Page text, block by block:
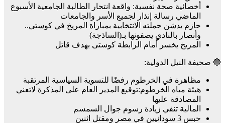
أخصائية صحة نفسية: واقعة انتحار الطالبة الجامعية الأسبوع
الماضي رسالة إنذار لجميع الأسر والجامعات
حازم يدشن حملته الانتخابية بمباراة المريخ في كوستي..
وأنصار بالنادي يصفونها بـ(الساذجة)
المريخ يخسر أمام الرابطة كوستى بهدف قاتل
🔵 صحيفة النيل الدولية:
مظاهرة في الخرطوم رفضًا للتسوية السياسية المرتقبة
هيئة مياه الخرطوم:توقيع المدير العام على المذكرة لاتعني
المصادقة عليها
المالية تنفي زيادة رسوم جوال السمسم
حبس 3 سودانيين في مصر ومقتل اثنين